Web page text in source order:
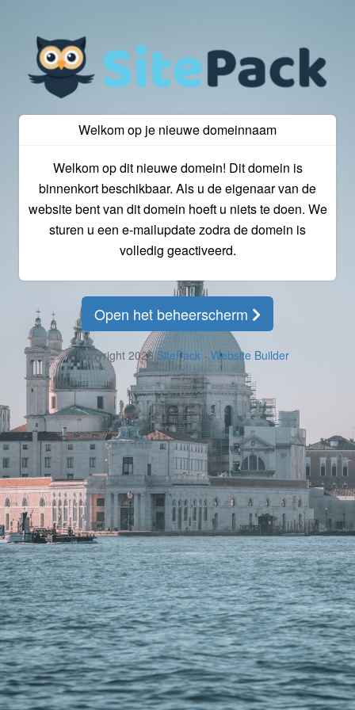
Welkom op je nieuwe domeinnaam
Welkom op dit nieuwe domein! Dit domein is
binnenkort beschikbaar. Als u de eigenaar van de
website bent van dit domein hoeft u niets te doen. We
sturen u een e-mailupdate zodra de domein is
volledig geactiveerd.
Open het beheerscherm
© Copyright 2026SitePack - Website Builder